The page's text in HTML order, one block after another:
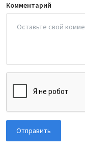
Комментарий
Отправить